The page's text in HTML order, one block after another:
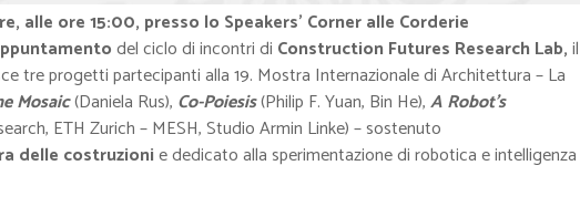
alle ore 15:00, presso lo Speakers’ Corner alle Corderie
del ciclo di incontri di Construction Futures Research Lab,il
tre progetti partecipanti alla 19. Mostra Internazionale di Architettura – La
Mosaic(Daniela Rus), Co-Poiesis(Philip F. Yuan, Bin He),A Robot’s
ETH Zurich – MESH, Studio Armin Linke) – sostenuto
delle costruzioniededicato alla sperimentazione di robotica e intelligenza